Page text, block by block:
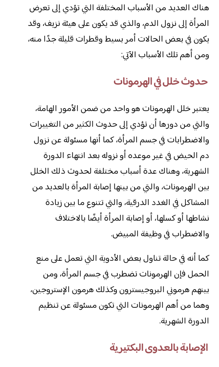
هناك العديد من الأسباب المختلفة التي تؤدي إلى تعرض
المرأة إلى نزول الدم، والذي قد يكون على هيئة نزيف، وقد
يكون في بعض الحالات أمر بسيط وقطرات قليلة جدًا منه،
ومن أهم تلك الأسباب الآتي:
حدوث خلل في الهرمونات
يعتبر خلل الهرمونات هو واحد من ضمن الأمور الهامة،
والتي من دورها أن تؤدي إلى حدوث الكثير من التغييرات
والاضطرابات في جسم المرأة، كما أنها مسئولة عن نزول
دم الحيض في غير موعده أو نزوله بعد انتهاء الدورة
الشهرية، وهناك عدة أسباب مختلفة لحدوث ذلك الخلل
بين الهرمونات، والتي من بينها إصابة المرأة بالعديد من
المشاكل في الغدد الدرقية، والتي تتنوع ما بين زيادة
نشاطها أو كسلها، أو إصابة المرأة أيضًا بالاختلاف
والاضطراب في وظيفة المبيض.
كما أنه في حالة تناول بعض الأدوية التي تعمل على منع
الحمل فإن الهرمونات تضطرب في جسم المرأة، ومن
بينهم هرموني البروجيسترون وكذلك هرمون الإستروجين،
وهما من أهم الهرمونات التي تكون مسئولة عن تنظيم
الدورة الشهرية.
الإصابة بالعدوى البكتيرية